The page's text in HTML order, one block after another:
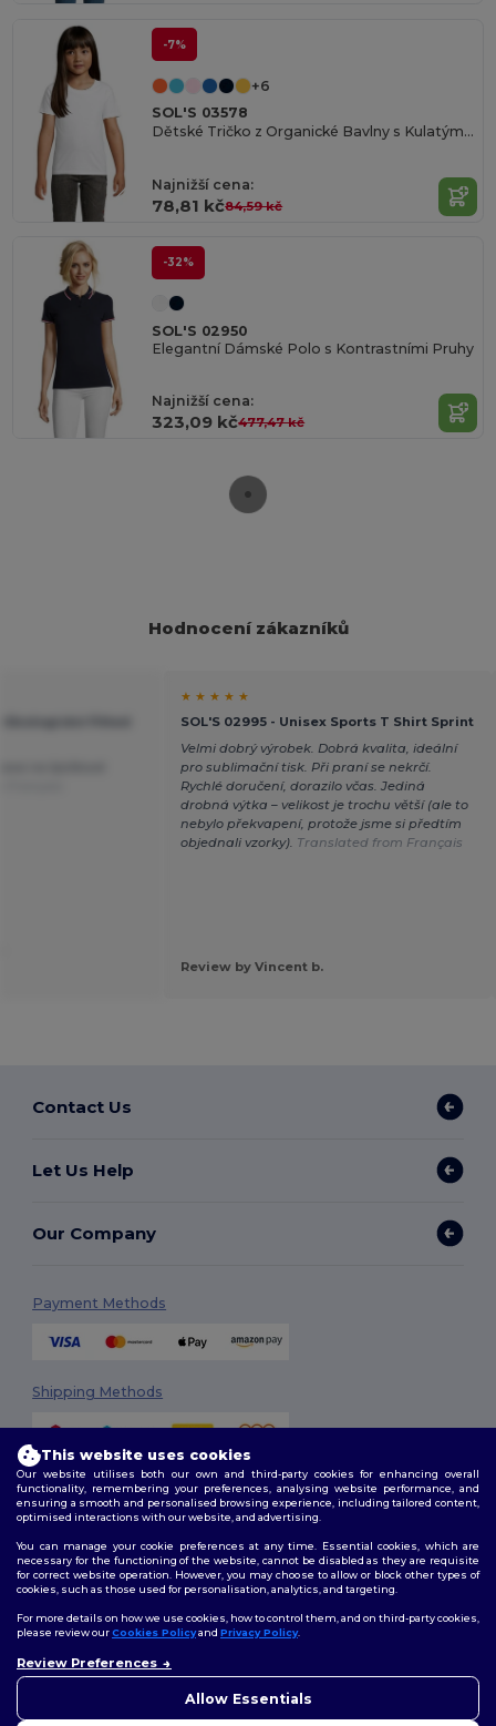
-7%
+6
SOL'S 03578
Dětské Tričko z Organické Bavlny s Kulatým Výstřihem
Najnižší cena:
78,81 kč84,59 kč
-32%
SOL'S 02950
Elegantní Dámské Polo s Kontrastními Pruhy
Najnižší cena:
323,09 kč477,47 kč
Hodnocení zákazníků
★ ★ ★ ★ ★
SOL'S 02995 - Unisex Sports T Shirt Sprint
Velmi dobrý výrobek. Dobrá kvalita, ideální
pro sublimační tisk. Při praní se nekrčí.
Rychlé doručení, dorazilo včas. Jediná
drobná výtka – velikost je trochu větší (ale to
nebylo překvapení, protože jsme si předtím
objednali vzorky). Translated from Français
Review by Vincent b.
Contact Us
Let Us Help
Our Company
Payment Methods
Shipping Methods
2026. All Rights Reserved
Terms & Conditions| Customization Policy
Policy|Site Map
Follow Us
This website uses cookies
Our website utilises both our own and third-party cookies for enhancing overall
functionality, remembering your preferences, analysing website performance, and
ensuring a smooth and personalised browsing experience, including tailored content,
optimised interactions with our website, and advertising.
You can manage your cookie preferences at any time. Essential cookies, which are
necessary for the functioning of the website, cannot be disabled as they are requisite
for correct website operation. However, you may choose to allow or block other types of
cookies, such as those used for personalisation, analytics, and targeting.
For more details on how we use cookies, how to control them, and on third-party cookies,
please review ourCookies Policyand Privacy Policy.
Review Preferences
Allow Essentials
nebo obavy, můžete nás